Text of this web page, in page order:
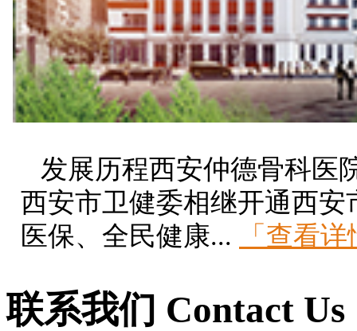
发展历程西安仲德骨科医
西安市卫健委相继开通西
医保、全民健康...
「查看
联系我们 Contact Us